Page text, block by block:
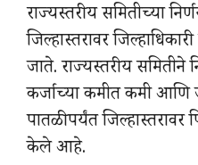
राज्यस्तरीय समितीच्या
जिल्हास्तरावर
जाते. राज्यस्तरीय समितीने
कर्जाच्या कमीत कमी आणि
पातळीपर्यंत जिल्हास्तरावर
केले आहे.